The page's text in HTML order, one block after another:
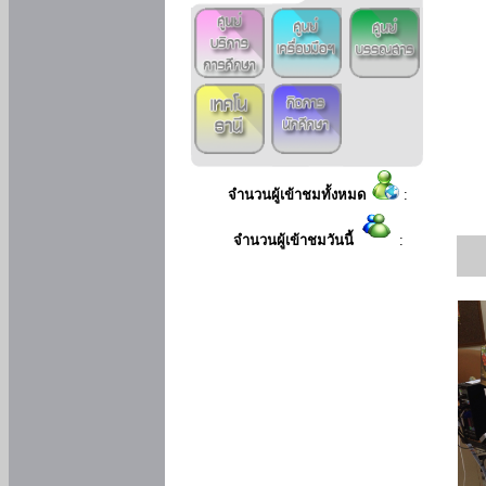
จำนวนผู้เข้าชมทั้งหมด :
จำนวนผู้เข้าชมวันนี้ :